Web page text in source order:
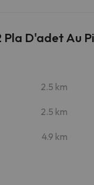
D'adet Au
2.5 km
2.5 km
4.9 km